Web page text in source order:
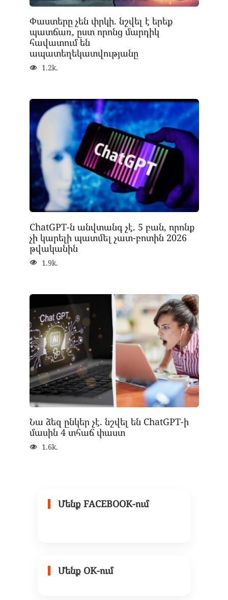
Փաստերը չեն փրկի. նշվել է երեք
պատճառ, ըստ որոնց մարդիկ
հավատում են
ապատեղեկատվությանը
1.2k.
ChatGPT-ն անվտանգ չէ. 5 բան, որոնք
չի կարելի պատմել չատ-բոտին 2026
թվականին
1.9k.
Նա ձեզ ընկեր չէ. նշվել են ChatGPT-ի
մասին 4 տհաճ փաստ
1.6k.
Մենք FACEBOOK-ում
Մենք OK-ում